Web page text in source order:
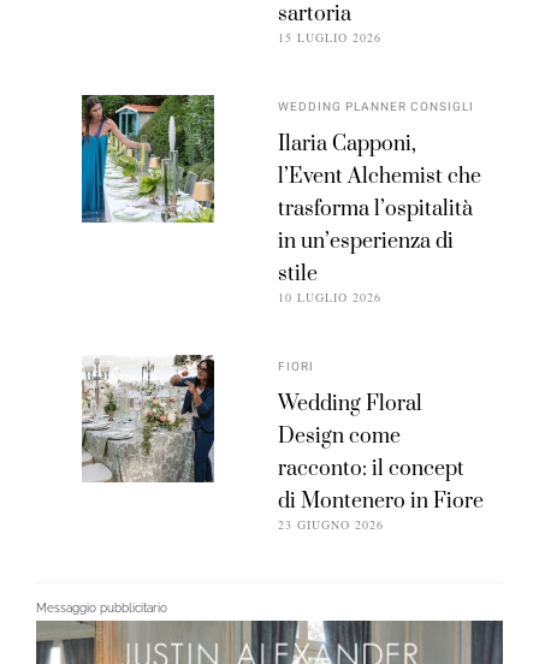
sartoria
15 LUGLIO 2026
WEDDING PLANNER CONSIGLI
Ilaria Capponi,
l’Event Alchemist che
trasforma l’ospitalità
in un’esperienza di
stile
10 LUGLIO 2026
FIORI
Wedding Floral
Design come
racconto: il concept
di Montenero in Fiore
23 GIUGNO 2026
Messaggio pubblicitario